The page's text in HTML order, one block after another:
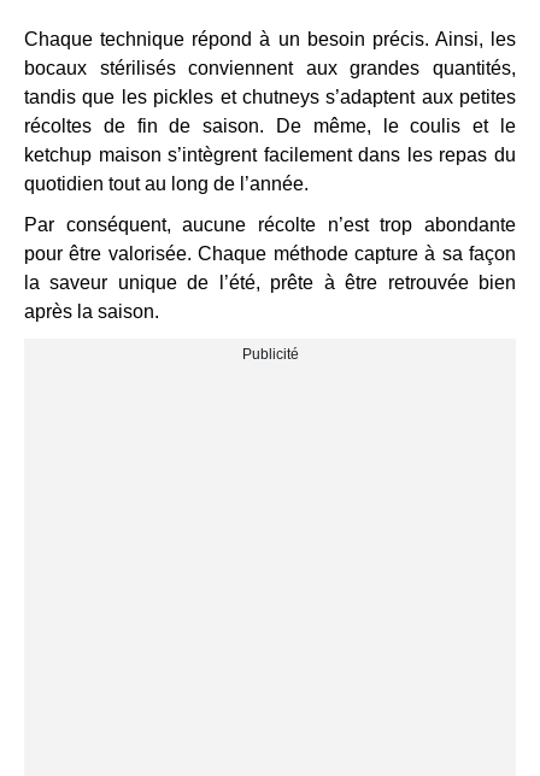
Chaque technique répond à un besoin précis. Ainsi, les
bocaux stérilisés conviennent aux grandes quantités,
tandis que les pickles et chutneys s’adaptent aux petites
récoltes de fin de saison. De même, le coulis et le
ketchup maison s’intègrent facilement dans les repas du
quotidien tout au long de l’année.
Par conséquent, aucune récolte n’est trop abondante
pour être valorisée. Chaque méthode capture à sa façon
la saveur unique de l’été, prête à être retrouvée bien
après la saison.